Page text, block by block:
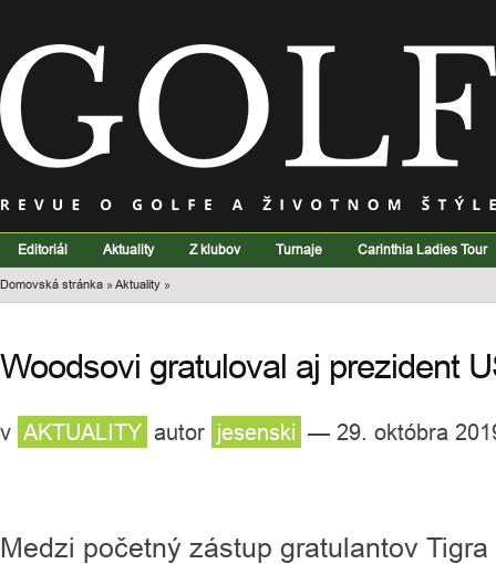
Editoriál Aktuality Z klubov Turnaje Carinthia Ladies Tour
Domovská stránka »Aktuality »
Woodsovi gratuloval aj prezident
v AKTUALITY autor jesenski — 29. októbra
Medzi početný zástup gratulantov